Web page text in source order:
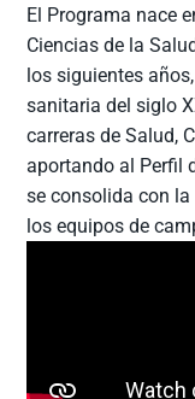
El Programa nace
Ciencias de la
los siguientes
sanitaria del siglo
carreras de Salud,
aportando al Perfil
se consolida con
los equipos de